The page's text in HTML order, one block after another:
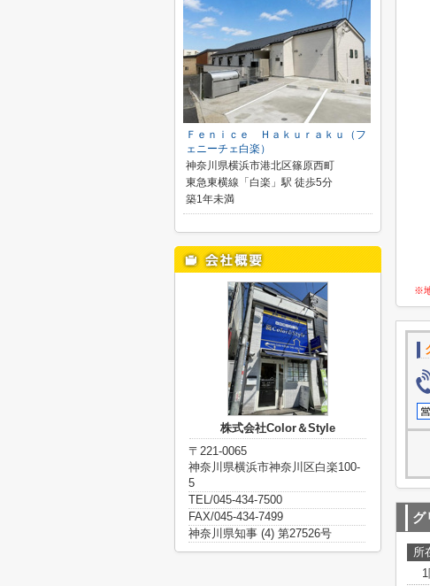
※
グ
所
Ｆｅｎｉｃｅ Ｈａｋｕｒａｋｕ（フ
ェニーチェ白楽）
神奈川県横浜市港北区篠原西町
東急東横線「白楽」駅 徒歩5分
築1年未満
株式会社Color＆Style
〒221-0065
神奈川県横浜市神奈川区白楽100-
5
TEL/045-434-7500
FAX/045-434-7499
神奈川県知事 (4) 第27526号